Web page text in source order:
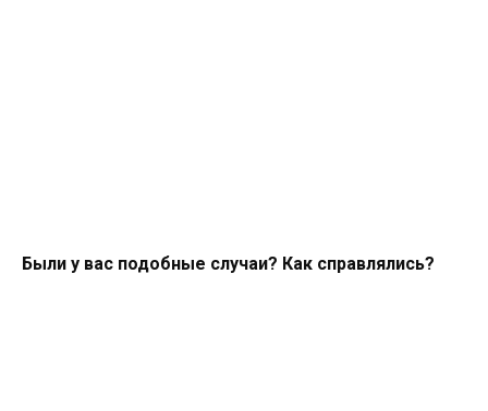
Были у вас подобные случаи? Как справлялись?